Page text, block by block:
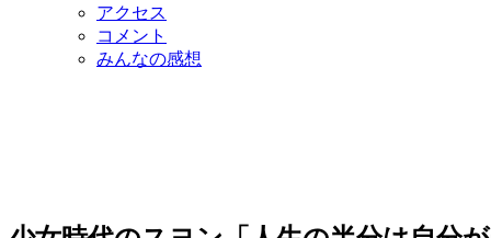
アクセス
コメント
みんなの感想